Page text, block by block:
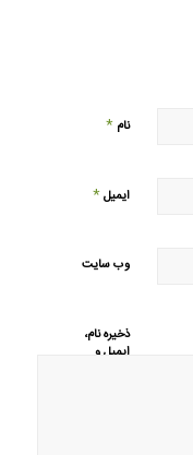
نام *
ایمیل*
وب‌ سایت
ذخیره نام،
ایمیل و